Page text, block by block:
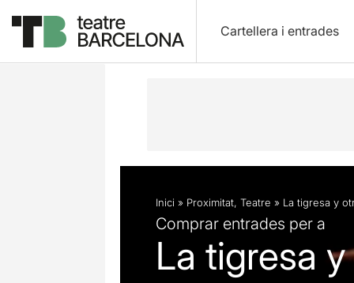
Cartellera i entrades
Descripció Fitxa artística
Inici » Proximitat, Teatre » La tigresa y
Comprar entrades per a
La tigresa